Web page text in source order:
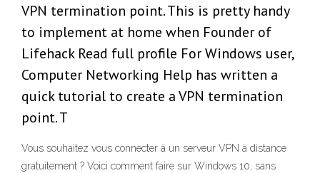
VPN termination point. This is pretty handy
to implement at home when Founder of
Lifehack Read full profile For Windows user,
Computer Networking Help has written a
quick tutorial to create a VPN termination
point. T
Vous souhaitez vous connecter à un serveur VPN à distance
gratuitement ? Voici comment faire sur Windows 10, sans